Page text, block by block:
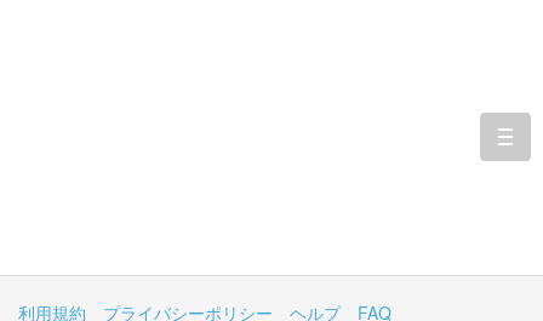
利用規約 プライバシーポリシー ヘルプ FAQ